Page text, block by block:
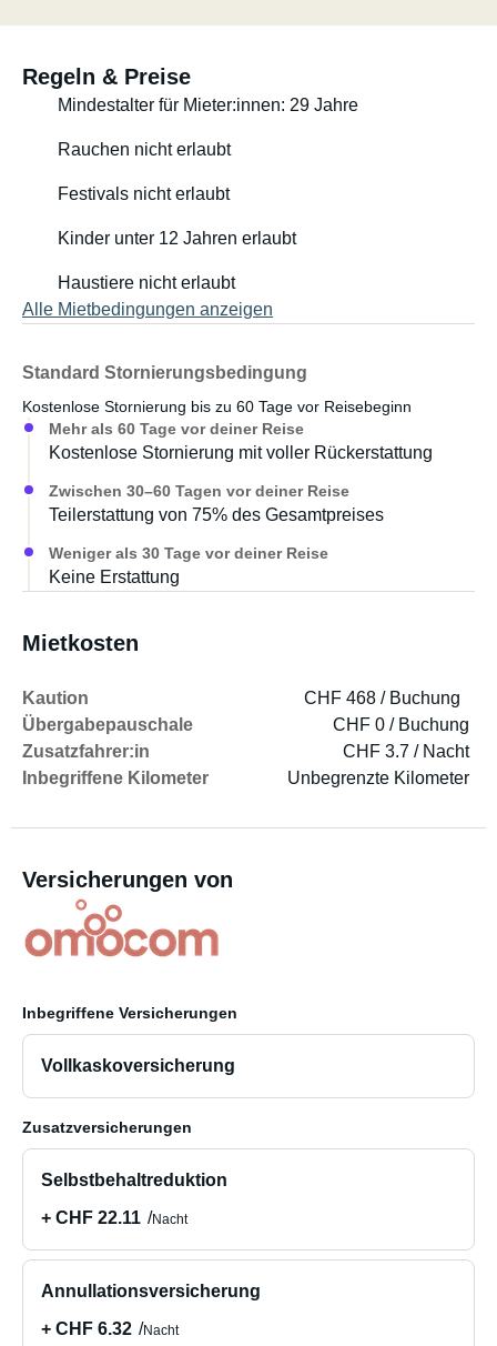
Regeln & Preise
Mindestalter für Mieter:innen: 29 Jahre
Rauchen nicht erlaubt
Festivals nicht erlaubt
Kinder unter 12 Jahren erlaubt
Haustiere nicht erlaubt
Alle Mietbedingungen anzeigen
Standard Stornierungsbedingung
Kostenlose Stornierung bis zu 60 Tage vor Reisebeginn
Mehr als 60 Tage vor deiner Reise
Kostenlose Stornierung mit voller Rückerstattung
Zwischen 30–60 Tagen vor deiner Reise
Teilerstattung von 75% des Gesamtpreises
Weniger als 30 Tage vor deiner Reise
Keine Erstattung
Mietkosten
Kaution
CHF 468 / Buchung
Übergabepauschale
CHF 0 / Buchung
Zusatzfahrer:in
CHF 3.7 / Nacht
Inbegriffene Kilometer
Unbegrenzte Kilometer
Versicherungen von
Inbegriffene Versicherungen
Vollkaskoversicherung
Zusatzversicherungen
Selbstbehaltreduktion
+ CHF 22.11
Nacht
Annullationsversicherung
+ CHF 6.32
Nacht